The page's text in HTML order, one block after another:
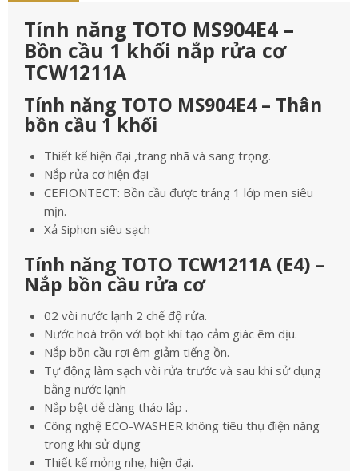
Tính năng TOTO MS904E4 –
Bồn cầu 1 khối nắp rửa cơ
TCW1211A
Tính năng TOTO MS904E4 – Thân
bồn cầu 1 khối
Thiết kế hiện đại ,trang nhã và sang trọng.
Nắp rửa cơ hiện đại
CEFIONTECT: Bồn cầu được tráng 1 lớp men siêu
mịn.
Xả Siphon siêu sạch
Tính năng TOTO TCW1211A (E4) –
Nắp bồn cầu rửa cơ
02 vòi nước lạnh 2 chế độ rửa.
Nước hoà trộn với bọt khí tạo cảm giác êm dịu.
Nắp bồn cầu rơi êm giảm tiếng ồn.
Tự động làm sạch vòi rửa trước và sau khi sử dụng
bằng nước lạnh
Nắp bệt dễ dàng tháo lắp .
Công nghệ ECO-WASHER không tiêu thụ điện năng
trong khi sử dụng
Thiết kế mỏng nhẹ, hiện đại.